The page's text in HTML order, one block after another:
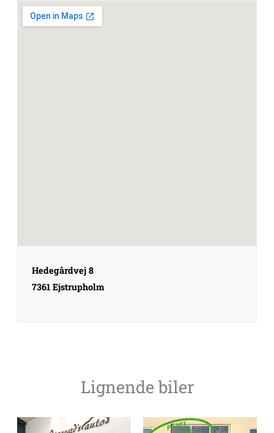
Hedegårdvej 8
7361 Ejstrupholm
Lignende biler